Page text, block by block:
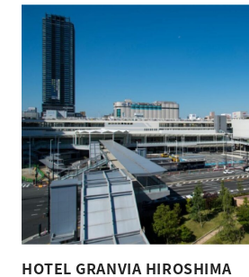
HOTEL GRANVIA HIROSHIMA